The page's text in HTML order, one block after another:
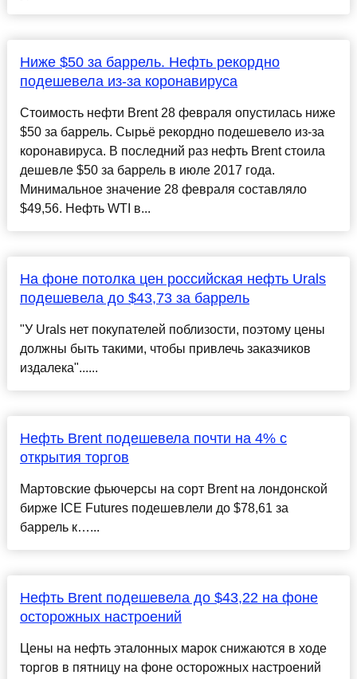
Ниже $50 за баррель. Нефть рекордно
подешевела из-за коронавируса
Стоимость нефти Brent 28 февраля опустилась ниже
$50 за баррель. Сырьё рекордно подешевело из-за
коронавируса. В последний раз нефть Brent стоила
дешевле $50 за баррель в июле 2017 года.
Минимальное значение 28 февраля составляло
$49,56. Нефть WTI в...
На фоне потолка цен российская нефть Urals
подешевела до $43,73 за баррель
"У Urals нет покупателей поблизости, поэтому цены
должны быть такими, чтобы привлечь заказчиков
издалека"......
Нефть Brent подешевела почти на 4% с
открытия торгов
Мартовские фьючерсы на сорт Brent на лондонской
бирже ICE Futures подешевлели до $78,61 за
баррель к…...
Нефть Brent подешевела до $43,22 на фоне
осторожных настроений
Цены на нефть эталонных марок снижаются в ходе
торгов в пятницу на фоне осторожных настроений